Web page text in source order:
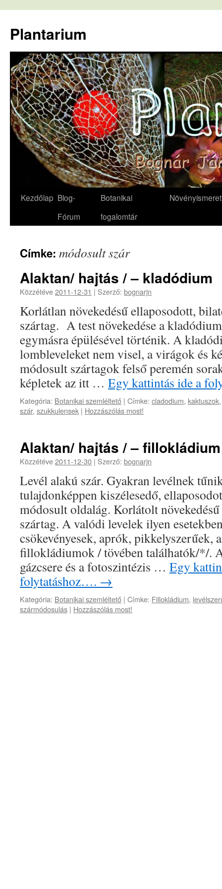
tartalomba
Plantarium
Kezdőlap Blog-
Fórum
Botanikai
fogalomtár
Növényismeret
Címke: módosult szár
Alaktan/ hajtás / – kladódium
Közzétéve2011-12-31 | Szerző: bognarjn
Korlátlan növekedésű ellaposodott,
szártag. A test növekedése a
egymásra épülésével történik. A
lombleveleket nem visel, a virágok és
módosult szártagok felső peremén
képletek az itt … Egy kattintás ide a
Kategória: Botanikai szemléltető | Címke: cladodium, kaktuszok
szár, szukkulensek | Hozzászólás most!
Alaktan/ hajtás / – fillokládium
Közzétéve2011-12-30 | Szerző: bognarjn
Levél alakú szár. Gyakran levélnek
tulajdonképpen kiszélesedő,
módosult oldalág. Korlátolt
szártag. A valódi levelek ilyen
csökevényesek, aprók, pikkelyszerűek,
fillokládiumok / tövében találhatók/*/.
gázcsere és a fotoszintézis … Egy
folytatáshoz…. →
Kategória: Botanikai szemléltető | Címke: Fillokládium,
szármódosulás | Hozzászólás most!